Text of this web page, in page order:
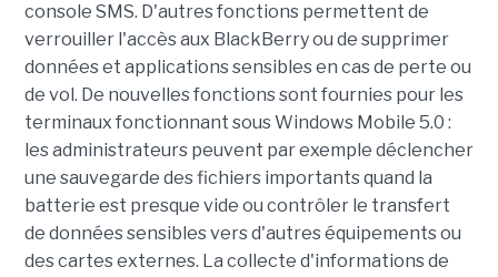
console SMS. D'autres fonctions permettent de
verrouiller l'accès aux BlackBerry ou de supprimer
données et applications sensibles en cas de perte ou
de vol. De nouvelles fonctions sont fournies pour les
terminaux fonctionnant sous Windows Mobile 5.0 :
les administrateurs peuvent par exemple déclencher
une sauvegarde des fichiers importants quand la
batterie est presque vide ou contrôler le transfert
de données sensibles vers d'autres équipements ou
des cartes externes. La collecte d'informations de